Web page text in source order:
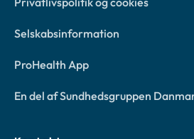
Selskabsinformation
ProHealth App
En del af Sundhedsgruppen